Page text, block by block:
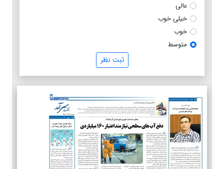
عالی
خیلی خوب
خوب
متوسط
ثبت نظر